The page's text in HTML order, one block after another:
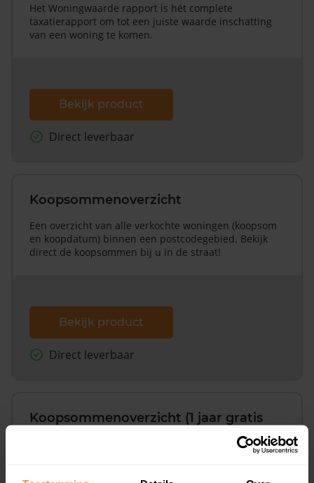
Het Woningwaarde rapport is hét complete
taxatierapport om tot een juiste waarde inschatting
van een woning te komen.
Bekijk product
Direct leverbaar
Koopsommenoverzicht
Een overzicht van alle verkochte woningen (koopsom
en koopdatum) binnen een postcodegebied. Bekijk
direct de koopsommen bij u in de straat!
Bekijk product
Direct leverbaar
Koopsommenoverzicht (1 jaar gratis